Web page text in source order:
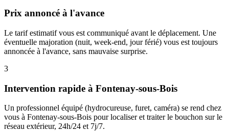
Prix annoncé à l'avance
Le tarif estimatif vous est communiqué avant le déplacement. Une
éventuelle majoration (nuit, week-end, jour férié) vous est toujours
annoncée à l'avance, sans mauvaise surprise.
3
Intervention rapide à Fontenay-sous-Bois
Un professionnel équipé (hydrocureuse, furet, caméra) se rend chez
vous à Fontenay-sous-Bois pour localiser et traiter le bouchon sur le
réseau extérieur, 24h/24 et 7j/7.